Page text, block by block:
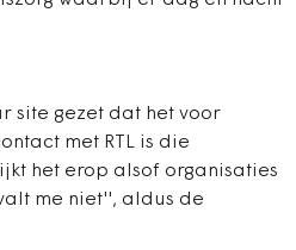
site gezet dat het voor
met RTL is die
het erop alsof organisaties
me niet'', aldus de